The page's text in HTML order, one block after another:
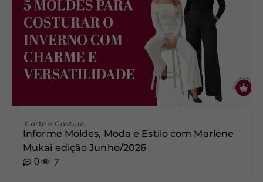
Corte e Costura
Informe Moldes, Moda e Estilo com Marlene
Mukai edição Junho/2026
0
7